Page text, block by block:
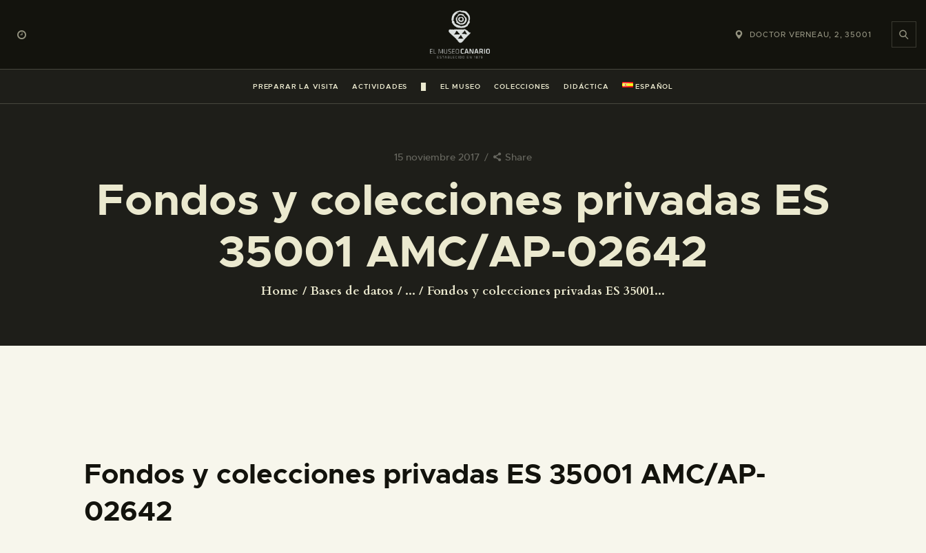
DOCTOR VERNEAU, 2, 35001
PREPARAR LA VISITA ACTIVIDADES EL MUSEO COLECCIONES DIDÁCTICA ESPAÑOL
15 noviembre 2017 Share
Fondos y colecciones privadas ES
35001 AMC/AP-02642
Home Bases de datos ... Fondos y colecciones privadas ES 35001...
PREPARAR LA VISITA
ACTIVIDADES
█
COLECCIONES
DIDÁCTICA
ESPAÑOL
Fondos y colecciones privadas ES 35001 AMC/AP-
02642